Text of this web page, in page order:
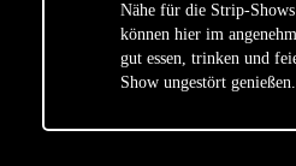
Nähe für die Strip-
können hier im
gut essen, trinken und
Show ungestört genießen.